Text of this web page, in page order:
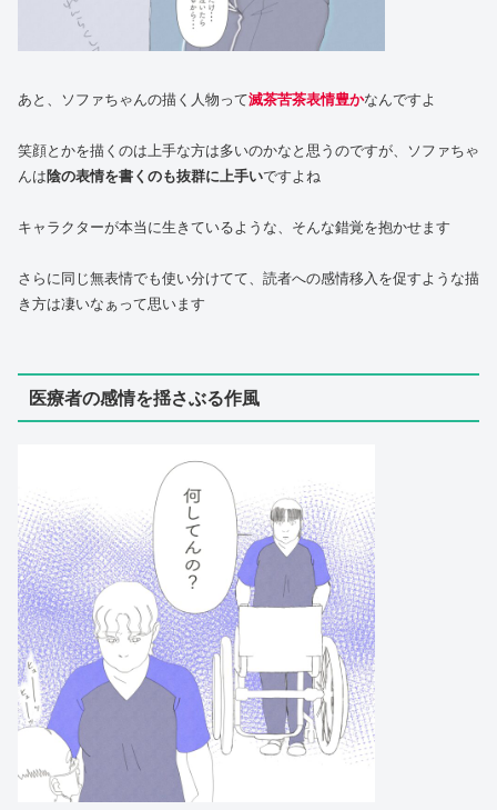
あと、ソファちゃんの描く人物って滅茶苦茶表情豊かなんですよ
笑顔とかを描くのは上手な方は多いのかなと思うのですが、ソファちゃ
んは陰の表情を書くのも抜群に上手いですよね
キャラクターが本当に生きているような、そんな錯覚を抱かせます
さらに同じ無表情でも使い分けてて、読者への感情移入を促すような描
き方は凄いなぁって思います
医療者の感情を揺さぶる作風